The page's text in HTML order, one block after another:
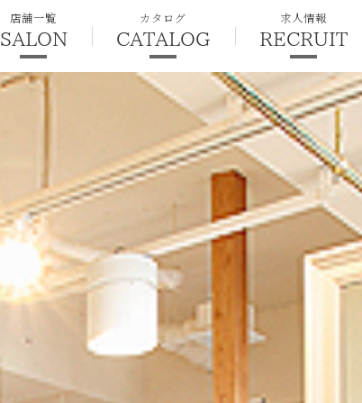
店舗一覧
SALON
カタログ
CATALOG
求人情報
RECRUIT